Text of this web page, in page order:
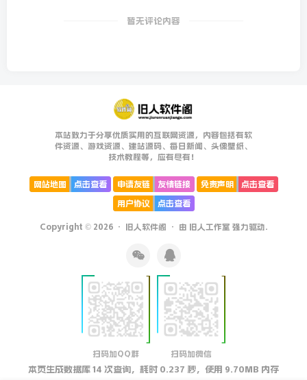
暂无评论内容
本站致力于分享优质实用的互联网资源，内容包括有软
件资源、游戏资源、建站源码、每日新闻、头像壁纸、
技术教程等，应有尽有！
网站地图 点击查看 申请友链 友情链接 免责声明
点击查看
用户协议
点击查看
Copyright © 2026 · 旧人软件阁 · 由 旧人工作室 强力驱动.
扫码加QQ群 扫码加微信
本页生成数据库 14 次查询，耗时 0.237 秒，使用 9.70MB 内存